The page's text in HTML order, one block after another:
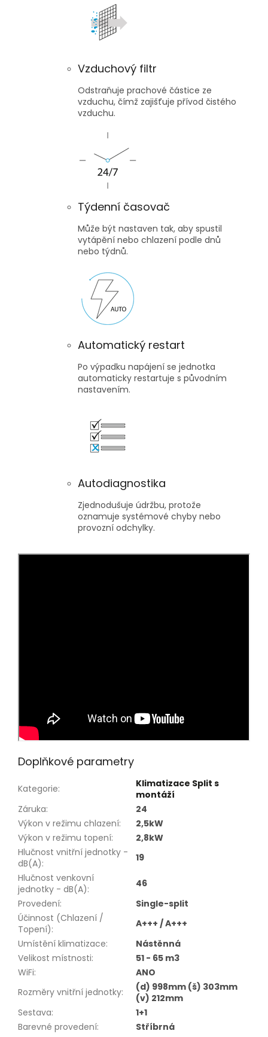
Vzduchový filtr
Odstraňuje prachové částice ze
vzduchu, čímž zajišťuje přívod čistého
vzduchu.
Týdenní časovač
Může být nastaven tak, aby spustil
vytápění nebo chlazení podle dnů
nebo týdnů.
Automatický restart
Po výpadku napájení se jednotka
automaticky restartuje s původním
nastavením.
Autodiagnostika
Zjednodušuje údržbu, protože
oznamuje systémové chyby nebo
provozní odchylky.
Doplňkové parametry
Kategorie:
Klimatizace Split s
montáží
Záruka:
24
Výkon v režimu chlazení:
2,5kW
Výkon v režimu topení:
2,8kW
Hlučnost vnitřní jednotky -
dB(A):
19
Hlučnost venkovní
jednotky - dB(A):
46
Provedení:
Single-split
Účinnost (Chlazení /
Topení):
A+++ / A+++
Umístění klimatizace:
Nástěnná
Velikost místnosti:
51 - 65 m3
WiFi:
ANO
Rozměry vnitřní jednotky:
(d) 998mm (š) 303mm
(v) 212mm
Sestava:
1+1
Barevné provedení:
Stříbrná